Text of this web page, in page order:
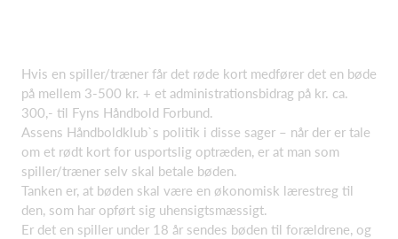
Hvis en spiller/træner får det røde kort medfører det en bøde
på mellem 3-500 kr. + et administrationsbidrag på kr. ca.
300,- til Fyns Håndbold Forbund.
Assens Håndboldklub`s politik i disse sager – når der er tale
om et rødt kort for usportslig optræden, er at man som
spiller/træner selv skal betale bøden.
Tanken er, at bøden skal være en økonomisk lærestreg til
den, som har opført sig uhensigtsmæssigt.
Er det en spiller under 18 år sendes bøden til forældrene, og